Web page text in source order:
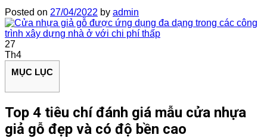
Posted on 27/04/2022 by admin
27
Th4
MỤC LỤC
Top 4 tiêu chí đánh giá mẫu cửa nhựa
giả gỗ đẹp và có độ bền cao